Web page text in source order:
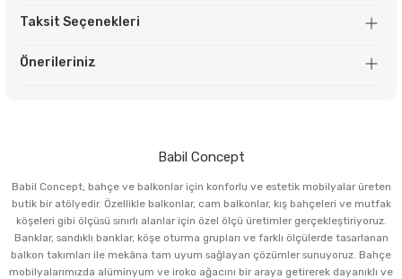
Taksit Seçenekleri
Önerileriniz
Babil Concept
Babil Concept, bahçe ve balkonlar için konforlu ve estetik mobilyalar üreten
butik bir atölyedir. Özellikle balkonlar, cam balkonlar, kış bahçeleri ve mutfak
köşeleri gibi ölçüsü sınırlı alanlar için özel ölçü üretimler gerçekleştiriyoruz.
Banklar, sandıklı banklar, köşe oturma grupları ve farklı ölçülerde tasarlanan
balkon takımları ile mekâna tam uyum sağlayan çözümler sunuyoruz. Bahçe
mobilyalarımızda alüminyum ve iroko ağacını bir araya getirerek dayanıklı ve